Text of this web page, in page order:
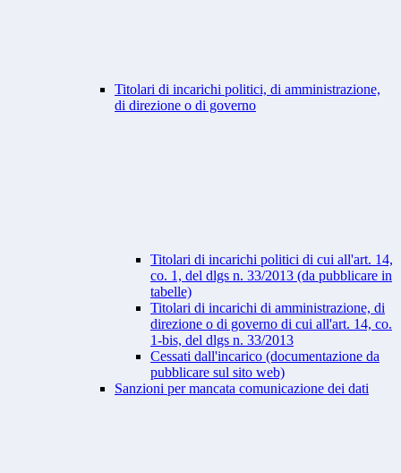
Titolari di incarichi politici, di amministrazione,
di direzione o di governo
Titolari di incarichi politici di cui all'art. 14,
co. 1, del dlgs n. 33/2013 (da pubblicare in
tabelle)
Titolari di incarichi di amministrazione, di
direzione o di governo di cui all'art. 14, co.
1-bis, del dlgs n. 33/2013
Cessati dall'incarico (documentazione da
pubblicare sul sito web)
Sanzioni per mancata comunicazione dei dati